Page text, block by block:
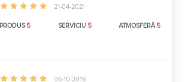
21-04-2021
PRODUS5 SERVICIU 5 ATMOSFERĂ 5
05-10-2019